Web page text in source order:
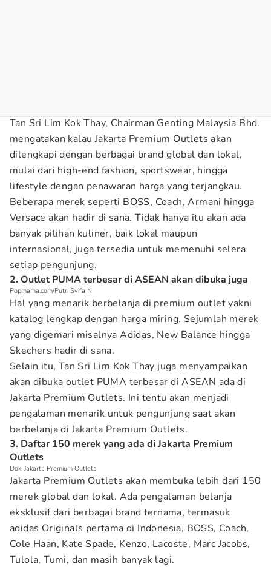
Tan Sri Lim Kok Thay, Chairman Genting Malaysia Bhd.
mengatakan kalau Jakarta Premium Outlets akan
dilengkapi dengan berbagai brand global dan lokal,
mulai dari high-end fashion, sportswear, hingga
lifestyle dengan penawaran harga yang terjangkau.
Beberapa merek seperti BOSS, Coach, Armani hingga
Versace akan hadir di sana. Tidak hanya itu akan ada
banyak pilihan kuliner, baik lokal maupun
internasional, juga tersedia untuk memenuhi selera
setiap pengunjung.
2. Outlet PUMA terbesar di ASEAN akan dibuka juga
Popmama.com/Putri Syifa N
Hal yang menarik berbelanja di premium outlet yakni
katalog lengkap dengan harga miring. Sejumlah merek
yang digemari misalnya Adidas, New Balance hingga
Skechers hadir di sana.
Selain itu, Tan Sri Lim Kok Thay juga menyampaikan
akan dibuka outlet PUMA terbesar di ASEAN ada di
Jakarta Premium Outlets. Ini tentu akan menjadi
pengalaman menarik untuk pengunjung saat akan
berbelanja di Jakarta Premium Outlets.
3. Daftar 150 merek yang ada di Jakarta Premium
Outlets
Dok. Jakarta Premium Outlets
Jakarta Premium Outlets akan membuka lebih dari 150
merek global dan lokal. Ada pengalaman belanja
eksklusif dari berbagai brand ternama, termasuk
adidas Originals pertama di Indonesia, BOSS, Coach,
Cole Haan, Kate Spade, Kenzo, Lacoste, Marc Jacobs,
Tulola, Tumi, dan masih banyak lagi.